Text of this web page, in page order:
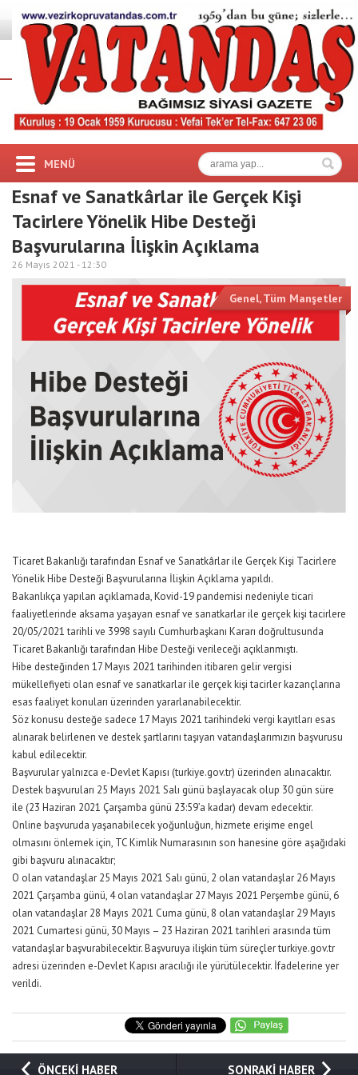
MENÜ
Esnaf ve Sanatkârlar ile Gerçek Kişi
Tacirlere Yönelik Hibe Desteği
Başvurularına İlişkin Açıklama
26 Mayıs 2021 - 12:30
Genel,Tüm Manşetler
Ticaret Bakanlığı tarafından Esnaf ve Sanatkârlar ile Gerçek Kişi Tacirlere
Yönelik Hibe Desteği Başvurularına İlişkin Açıklama yapıldı.
Bakanlıkça yapılan açıklamada, Kovid-19 pandemisi nedeniyle ticari
faaliyetlerinde aksama yaşayan esnaf ve sanatkarlar ile gerçek kişi tacirlere
20/05/2021 tarihli ve 3998 sayılı Cumhurbaşkanı Kararı doğrultusunda
Ticaret Bakanlığı tarafından Hibe Desteği verileceği açıklanmıştı.
Hibe desteğinden 17 Mayıs 2021 tarihinden itibaren gelir vergisi
mükellefiyeti olan esnaf ve sanatkarlar ile gerçek kişi tacirler kazançlarına
esas faaliyet konuları üzerinden yararlanabilecektir.
Söz konusu desteğe sadece 17 Mayıs 2021 tarihindeki vergi kayıtları esas
alınarak belirlenen ve destek şartlarını taşıyan vatandaşlarımızın başvurusu
kabul edilecektir.
Başvurular yalnızca e-Devlet Kapısı (turkiye.gov.tr) üzerinden alınacaktır.
Destek başvuruları 25 Mayıs 2021 Salı günü başlayacak olup 30 gün süre
ile (23 Haziran 2021 Çarşamba günü 23:59’a kadar) devam edecektir.
Online başvuruda yaşanabilecek yoğunluğun, hizmete erişime engel
olmasını önlemek için, TC Kimlik Numarasının son hanesine göre aşağıdaki
gibi başvuru alınacaktır;
O olan vatandaşlar 25 Mayıs 2021 Salı günü, 2 olan vatandaşlar 26 Mayıs
2021 Çarşamba günü, 4 olan vatandaşlar 27 Mayıs 2021 Perşembe günü, 6
olan vatandaşlar 28 Mayıs 2021 Cuma günü, 8 olan vatandaşlar 29 Mayıs
2021 Cumartesi günü, 30 Mayıs – 23 Haziran 2021 tarihleri arasında tüm
vatandaşlar başvurabilecektir. Başvuruya ilişkin tüm süreçler turkiye.gov.tr
adresi üzerinden e-Devlet Kapısı aracılığı ile yürütülecektir. İfadelerine yer
verildi.
ÖNCEKİ HABER SONRAKİ HABER